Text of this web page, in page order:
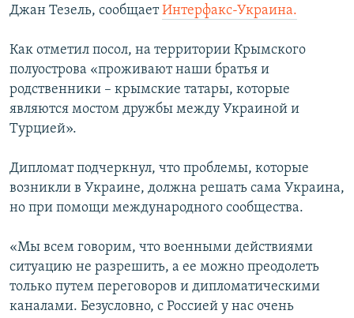
Джан Тезель, сообщаетИнтерфакс-Украина.
Как отметил посол, на территории Крымского
полуострова «проживают наши братья и
родственники – крымские татары, которые
являются мостом дружбы между Украиной и
Турцией».
Дипломат подчеркнул, что проблемы, которые
возникли в Украине, должна решать сама Украина,
но при помощи международного сообщества.
«Мы всем говорим, что военными действиями
ситуацию не разрешить, а ее можно преодолеть
только путем переговоров и дипломатическими
каналами. Безусловно, с Россией у нас очень